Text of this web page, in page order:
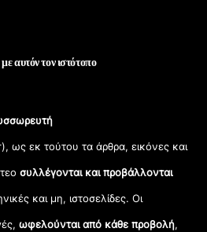
αυτόν τον ιστότοπο
ως εκ τούτου τα άρθρα, εικόνες και
συλλέγονται και προβάλλονται
και μη, ιστοσελίδες. Οι
ωφελούνται από κάθε προβολή,